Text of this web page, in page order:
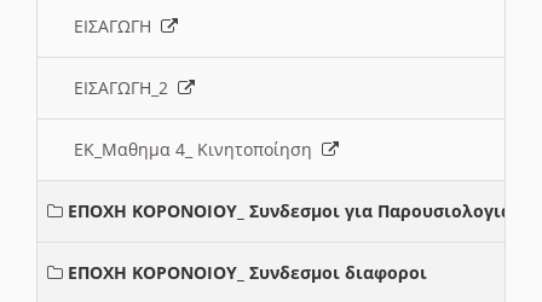
ΕΙΣΑΓΩΓΗ
ΕΙΣΑΓΩΓΗ_2
ΕΚ_Μαθημα 4_ Κινητοποίηση
ΕΠΟΧΗ ΚΟΡΟΝΟΙΟΥ_ Συνδεσμοι για Παρουσιολογια
ΕΠΟΧΗ ΚΟΡΟΝΟΙΟΥ_ Συνδεσμοι διαφοροι